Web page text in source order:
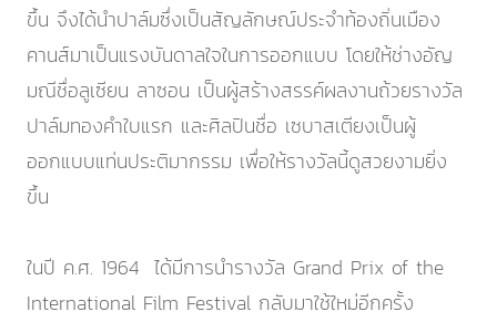
ขึ้น จึงได้นำปาล์มซึ่งเป็นสัญลักษณ์ประจำท้องถิ่นเมือง
คานส์มาเป็นแรงบันดาลใจในการออกแบบ โดยให้ช่างอัญ
มณีชื่อลูเซียน ลาซอน เป็นผู้สร้างสรรค์ผลงานถ้วยรางวัล
ปาล์มทองคำใบแรก และศิลปินชื่อ เซบาสเตียงเป็นผู้
ออกแบบแท่นประติมากรรม เพื่อให้รางวัลนี้ดูสวยงามยิ่ง
ขึ้น
ในปี ค.ศ. 1964 ได้มีการนำรางวัล Grand Prix of the
International Film Festival กลับมาใช้ใหม่อีกครั้ง